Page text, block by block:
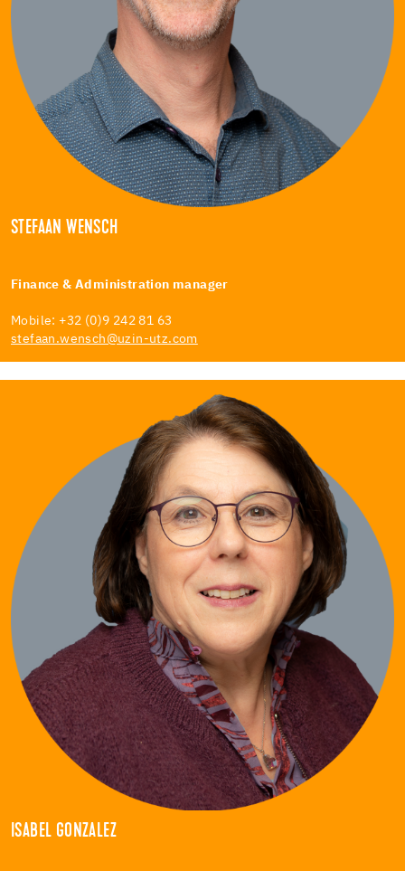
STEFAAN WENSCH
Finance & Administration manager
Mobile: +32 (0)9 242 81 63
stefaan.wensch@uzin-utz.com
ISABEL GONZALEZ